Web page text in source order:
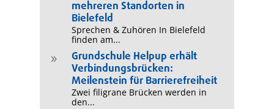
mehreren Standorten in
Bielefeld
Sprechen & Zuhören In Bielefeld
finden am...
9
Grundschule Helpup erhält
Verbindungsbrücken:
Meilenstein für Barrierefreiheit
Zwei filigrane Brücken werden in
den...